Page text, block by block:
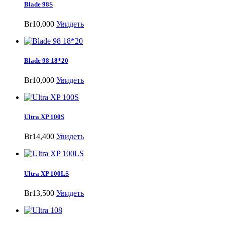
Blade 98S
Br10,000 Увидеть
Blade 98 18*20
Br10,000 Увидеть
Ultra XP 100S
Br14,400 Увидеть
Ultra XP 100LS
Br13,500 Увидеть